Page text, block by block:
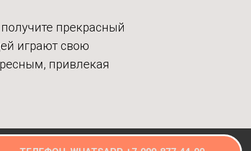
прекрасный
играют свою
привлекая